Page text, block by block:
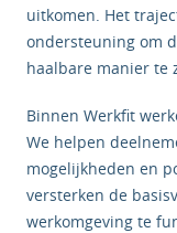
uitkomen. Het
ondersteuning om
haalbare manier te
Binnen Werkfit
We helpen
mogelijkheden en
versterken de
werkomgeving te